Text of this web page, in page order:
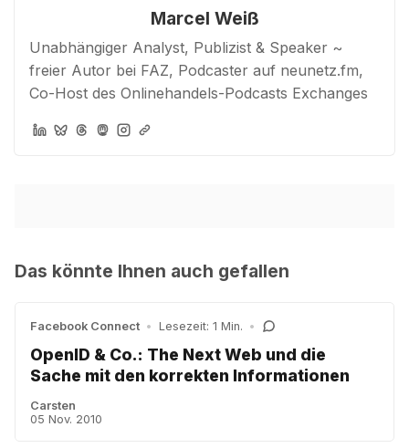
Marcel Weiß
Unabhängiger Analyst, Publizist & Speaker ~
freier Autor bei FAZ, Podcaster auf neunetz.fm,
Co-Host des Onlinehandels-Podcasts Exchanges
Das könnte Ihnen auch gefallen
Facebook Connect • Lesezeit: 1 Min. •
OpenID & Co.: The Next Web und die
Sache mit den korrekten Informationen
Carsten
05 Nov. 2010